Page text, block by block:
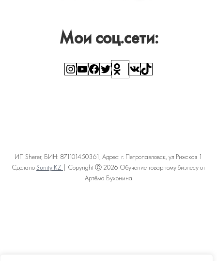
Мои соц.сети:
Instagram
YouTube
Facebook
TwitterСсылкаВКонтакте
TikTok
ИП Sherer, БИН: 871101450361, Адрес: г. Петропавловск, ул Рижская 1
Сделано Sunity KZ | Copyright Ⓒ 2026 Обучение товарному бизнесу от
Артёма Бухонина